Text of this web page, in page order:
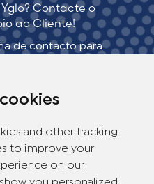
and other tracking
to improve your
on our
Contacte o
ao Cliente!
de contacto para
B.V.>